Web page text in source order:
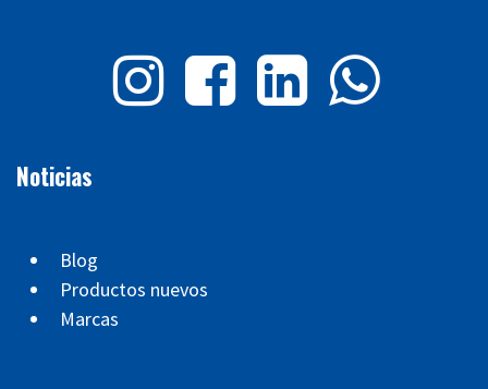
Noticias
Blog
Productos nuevos
Marcas